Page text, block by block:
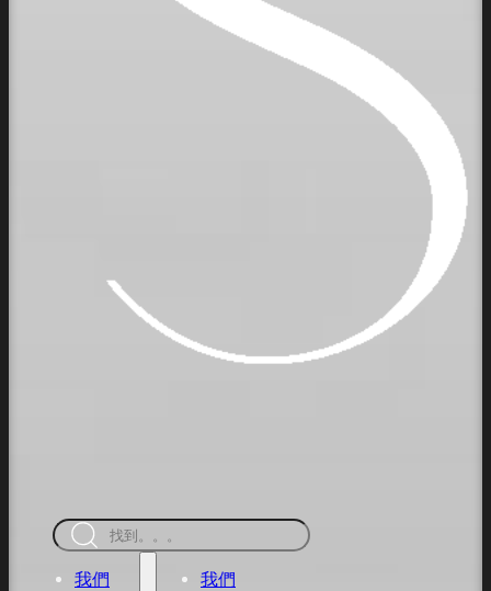
搜
索
我們
我們